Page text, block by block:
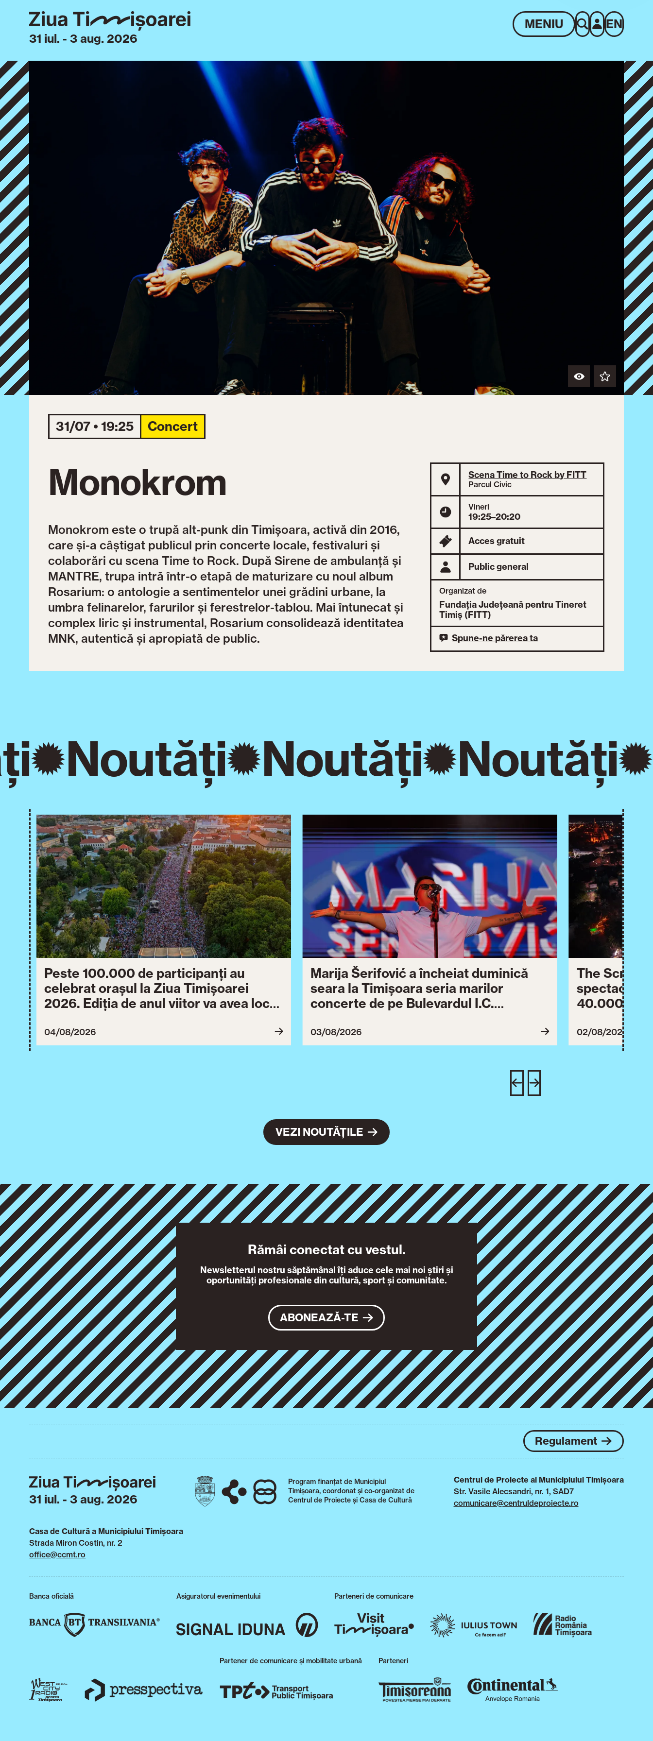
31 iul. - 3 aug. 2026
MENIU EN
31/07 • 19:25 Concert
Monokrom
Monokrom este o trupă alt-punk din Timișoara, activă din 2016,
care și-a câștigat publicul prin concerte locale, festivaluri și
colaborări cu scena Time to Rock. După Sirene de ambulanță și
MANTRE, trupa intră într-o etapă de maturizare cu noul album
Rosarium: o antologie a sentimentelor unei grădini urbane, la
umbra felinarelor, farurilor și ferestrelor-tablou. Mai întunecat și
complex liric și instrumental, Rosarium consolidează identitatea
MNK, autentică și apropiată de public.
Scena Time to Rock by FITT
Parcul Civic
Vineri
19:25–20:20
Acces gratuit
Public general
Organizat de
Fundația Județeană pentru Tineret
Timiș (FITT)
Spune-ne părerea ta
Noutăți Noutăți Noutăți
Peste 100.000 de participanți au
celebrat orașul la Ziua Timișoarei
2026. Ediția de anul viitor va avea loc
04/08/2026
Marija Šerifović a încheiat duminică
seara la Timișoara seria marilor
concerte de pe Bulevardul I.C.
Ziua Timișoarei continuă astăzi cu o
ultimă serie de evenimente culturale
03/08/2026
The Script
40.000 de
împreună
02/08/2026
VEZI NOUTĂȚILE
Rămâi conectat cu vestul.
Newsletterul nostru săptămânal îți aduce cele mai noi știri și
oportunități profesionale din cultură, sport și comunitate.
ABONEAZĂ-TE
Regulament
31 iul. - 3 aug. 2026
Program finanțat de Municipiul
Timișoara, coordonat și co-organizat de
Centrul de Proiecte și Casa de Cultură
Centrul de Proiecte al Municipiului Timișoara
Str. Vasile Alecsandri, nr. 1, SAD7
comunicare@centruldeproiecte.ro
Casa de Cultură a Municipiului Timișoara
Strada Miron Costin, nr. 2
office@ccmt.ro
Banca oficială Asiguratorul evenimentului Parteneri de comunicare
Partener de comunicare și mobilitate urbană Parteneri